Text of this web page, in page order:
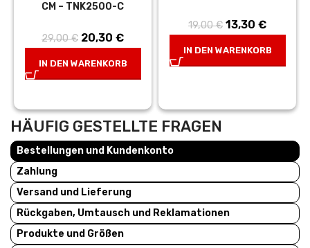
CM – TNK2500-C
29,00€ Ursprünglicher
29,00 €
20,30 € Aktueller
20,30 €.
IN DEN WARENKORB
19,00€ Ursprünglicher
19,00 €
13,30 €
13,30 €.
IN DEN WARENKORB
HÄUFIG GESTELLTE FRAGEN
Bestellungen und Kundenkonto
Zahlung
Versand und Lieferung
Rückgaben, Umtausch und Reklamationen
Produkte und Größen